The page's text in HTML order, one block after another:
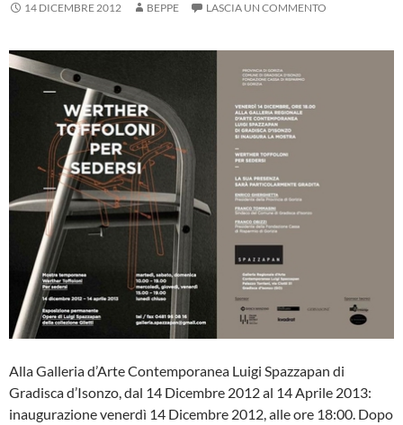
14 DICEMBRE 2012 BEPPE LASCIA UN COMMENTO
Alla Galleria d’Arte Contemporanea Luigi Spazzapan di
Gradisca d’Isonzo, dal 14 Dicembre 2012 al 14 Aprile 2013:
inaugurazione venerdì 14 Dicembre 2012, alle ore 18:00. Dopo